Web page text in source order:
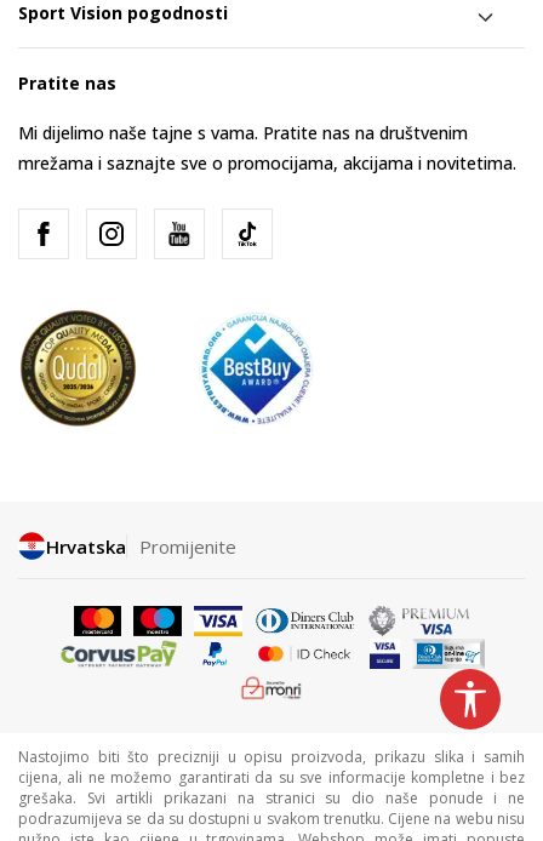
Sport Vision pogodnosti
Pratite nas
Mi dijelimo naše tajne s vama. Pratite nas na društvenim
mrežama i saznajte sve o promocijama, akcijama i novitetima.
Hrvatska Promijenite
Nastojimo biti što precizniji u opisu proizvoda, prikazu slika i samih
cijena, ali ne možemo garantirati da su sve informacije kompletne i bez
grešaka. Svi artikli prikazani na stranici su dio naše ponude i ne
podrazumijeva se da su dostupni u svakom trenutku. Cijene na webu nisu